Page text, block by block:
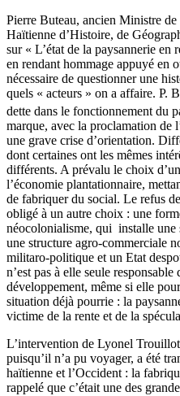
Pierre Buteau, ancien Ministre
Haïtienne d’Histoire, de
sur « L’état de la paysannerie en
en rendant hommage appuyé en
nécessaire de questionner une
quels « acteurs » on a affaire. P.
dette dans le fonctionnement du
marque, avec la proclamation de
une grave crise d’orientation.
dont certaines ont les mêmes
différents. A prévalu le choix
l’économie plantationnaire,
de fabriquer du social. Le refus
obligé à un autre choix : une
néocolonialisme, qui installe une
une structure agro-commerciale
militaro-politique et un Etat
n’est pas à elle seule
développement, même si elle
situation déjà pourrie : la
victime de la rente et de la
L’intervention de Lyonel
puisqu’il n’a pu voyager, a été
haïtienne et l’Occident : la
rappelé que c’était une des